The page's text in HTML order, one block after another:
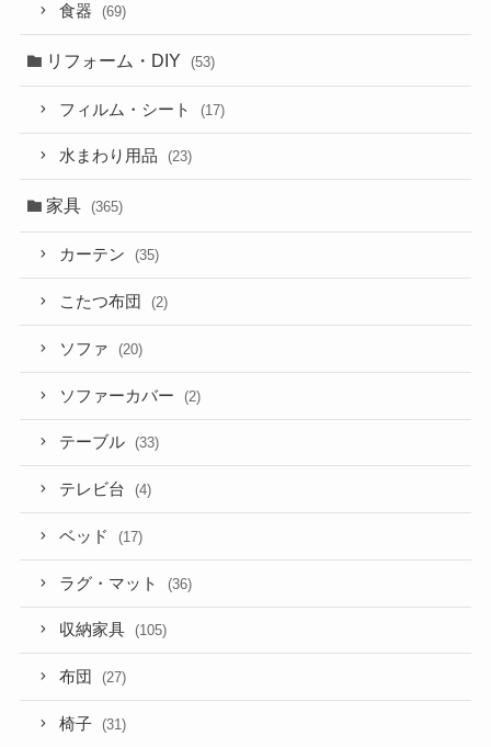
食器 (69)
リフォーム・DIY (53)
フィルム・シート (17)
水まわり用品 (23)
家具 (365)
カーテン (35)
こたつ布団 (2)
ソファ (20)
ソファーカバー (2)
テーブル (33)
テレビ台 (4)
ベッド (17)
ラグ・マット (36)
収納家具 (105)
布団 (27)
椅子 (31)